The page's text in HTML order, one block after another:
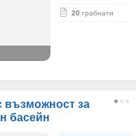
20 грабнати
възможност за
басейн